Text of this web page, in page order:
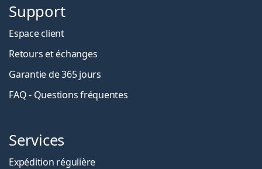
Support
Espace client
Retours et échanges
Garantie de 365 jours
FAQ - Questions fréquentes
Services
Expédition régulière